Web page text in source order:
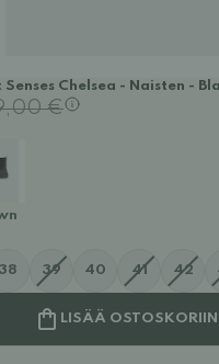
Chelsea - Naisten -
€
38 39 40 41 42
LISÄÄ OSTOSKORIIN